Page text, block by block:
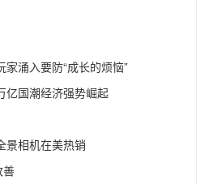
涌入要防“成长的烦恼”
亿国潮经济强势崛起
景相机在美热销
善